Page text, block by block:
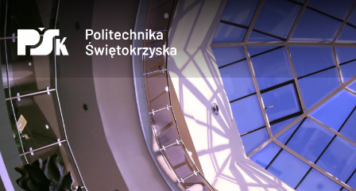
Uczelnia